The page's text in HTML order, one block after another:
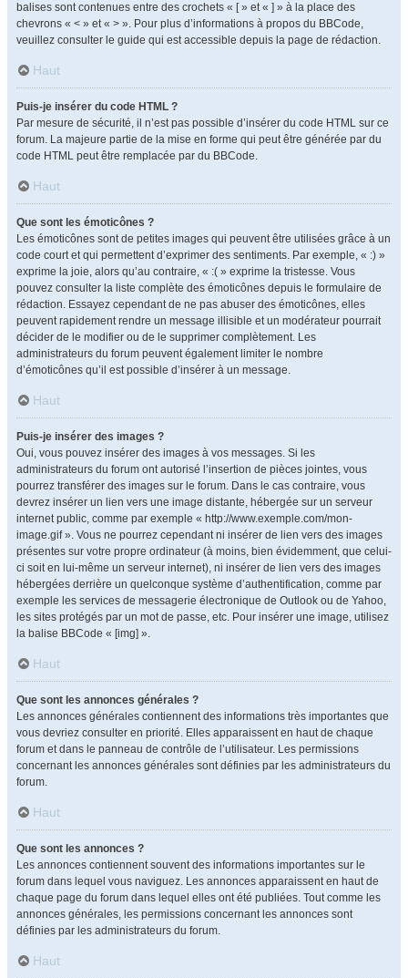
balises sont contenues entre des crochets « [ » et « ] » à la place des
chevrons « < » et « > ». Pour plus d’informations à propos du BBCode,
veuillez consulter le guide qui est accessible depuis la page de rédaction.
Haut
Puis-je insérer du code HTML ?
Par mesure de sécurité, il n’est pas possible d’insérer du code HTML sur ce
forum. La majeure partie de la mise en forme qui peut être générée par du
code HTML peut être remplacée par du BBCode.
Haut
Que sont les émoticônes ?
Les émoticônes sont de petites images qui peuvent être utilisées grâce à un
code court et qui permettent d’exprimer des sentiments. Par exemple, « :) »
exprime la joie, alors qu’au contraire, « :( » exprime la tristesse. Vous
pouvez consulter la liste complète des émoticônes depuis le formulaire de
rédaction. Essayez cependant de ne pas abuser des émoticônes, elles
peuvent rapidement rendre un message illisible et un modérateur pourrait
décider de le modifier ou de le supprimer complètement. Les
administrateurs du forum peuvent également limiter le nombre
d’émoticônes qu’il est possible d’insérer à un message.
Haut
Puis-je insérer des images ?
Oui, vous pouvez insérer des images à vos messages. Si les
administrateurs du forum ont autorisé l’insertion de pièces jointes, vous
pourrez transférer des images sur le forum. Dans le cas contraire, vous
devrez insérer un lien vers une image distante, hébergée sur un serveur
internet public, comme par exemple « http://www.exemple.com/mon-
image.gif ». Vous ne pourrez cependant ni insérer de lien vers des images
présentes sur votre propre ordinateur (à moins, bien évidemment, que celui-
ci soit en lui-même un serveur internet), ni insérer de lien vers des images
hébergées derrière un quelconque système d’authentification, comme par
exemple les services de messagerie électronique de Outlook ou de Yahoo,
les sites protégés par un mot de passe, etc. Pour insérer une image, utilisez
la balise BBCode « [img] ».
Haut
Que sont les annonces générales ?
Les annonces générales contiennent des informations très importantes que
vous devriez consulter en priorité. Elles apparaissent en haut de chaque
forum et dans le panneau de contrôle de l’utilisateur. Les permissions
concernant les annonces générales sont définies par les administrateurs du
forum.
Haut
Que sont les annonces ?
Les annonces contiennent souvent des informations importantes sur le
forum dans lequel vous naviguez. Les annonces apparaissent en haut de
chaque page du forum dans lequel elles ont été publiées. Tout comme les
annonces générales, les permissions concernant les annonces sont
définies par les administrateurs du forum.
Haut